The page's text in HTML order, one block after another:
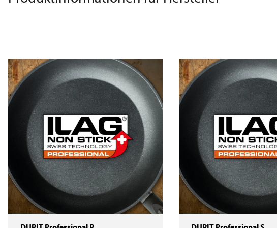
DURIT Professional R DURIT Professional S